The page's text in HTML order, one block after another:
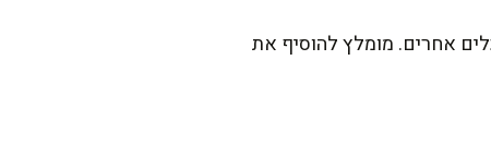
אחרים. מומלץ להוסיף את